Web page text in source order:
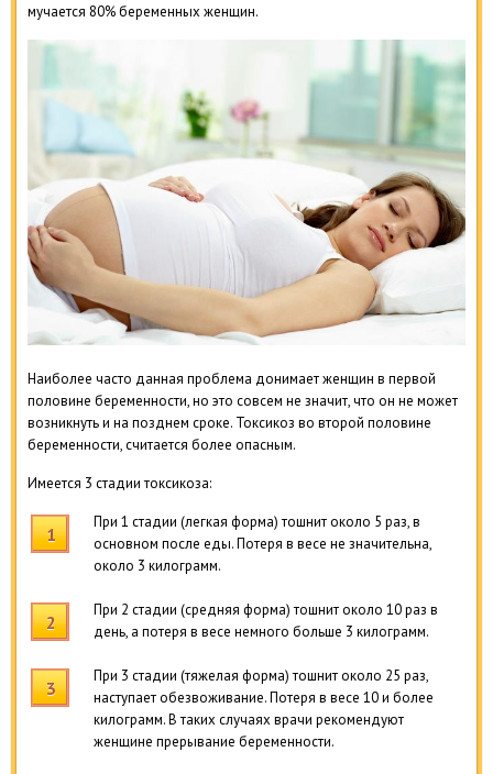
мучается 80% беременных женщин.
Наиболее часто данная проблема донимает женщин в первой
половине беременности, но это совсем не значит, что он не может
возникнуть и на позднем сроке. Токсикоз во второй половине
беременности, считается более опасным.
Имеется 3 стадии токсикоза:
При 1 стадии (легкая форма) тошнит около 5 раз, в
основном после еды. Потеря в весе не значительна,
около 3 килограмм.
При 2 стадии (средняя форма) тошнит около 10 раз в
день, а потеря в весе немного больше 3 килограмм.
При 3 стадии (тяжелая форма) тошнит около 25 раз,
наступает обезвоживание. Потеря в весе 10 и более
килограмм. В таких случаях врачи рекомендуют
женщине прерывание беременности.